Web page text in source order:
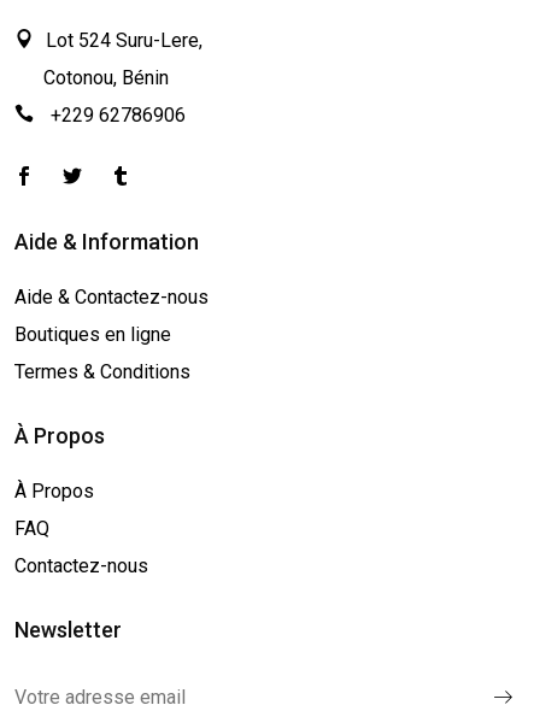
Lot 524 Suru-Lere,
Cotonou, Bénin
+229 62786906
Aide & Information
Aide & Contactez-nous
Boutiques en ligne
Termes & Conditions
À Propos
À Propos
FAQ
Contactez-nous
Newsletter